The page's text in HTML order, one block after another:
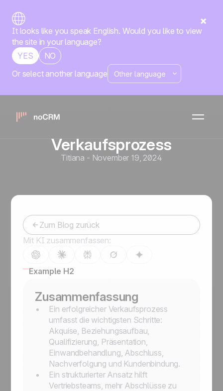
It looks like you speak English. Would you like to view
the site in your language?
YES
NO
Or select another language
Vertriebsprozess
Die 8 wichtigsten
Verkaufsschritte für einen
Verkaufsprozess
Titiana - November 19, 2024
Zum Blog zurück
Mit KI zusammenfassen:
Example H2
Zusammenfassung
Ein erfolgreicher Verkaufsprozess
umfasst die wichtigsten Schritte:
Akquise, Beziehungsaufbau,
Qualifizierung, Präsentation,
Einwandbehandlung, Abschluss,
Nachverfolgung und Kundenbindung.
Ein strukturierter Ansatz hilft
Vertriebsteams, mehr Abschlüsse zu